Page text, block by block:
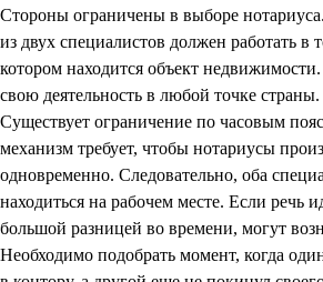
Стороны ограничены в выборе
из двух специалистов должен работать в
котором находится объект
свою деятельность в любой точке страны.
Существует ограничение по часовым
механизм требует, чтобы нотариусы
одновременно. Следовательно, оба
находиться на рабочем месте. Если речь
большой разницей во времени, могут
Необходимо подобрать момент, когда